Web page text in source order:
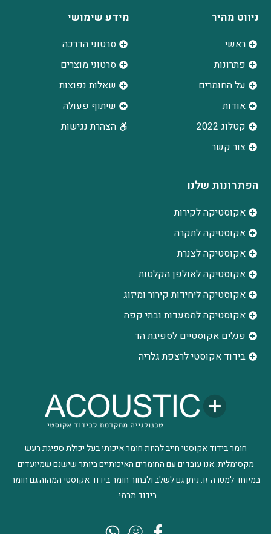
חומר בידוד אקוסטי חייב להיות חומר איכותי בעל יכולת ספיגת רעש
מקסימלית. אנו עובדים עם החומרים האיכותיים ביותר שישנם שמיועדים
במיוחד למטרה זו. ניתן גם לשלב ולבחור חומר בידוד אקוסטי המהוה גם חומר
בידוד תרמי.
ניווט מהיר
ראשי
פתרונות
על החומרים
אודות
קטלוג 2022
צור קשר
מידע שימושי
סרטוני הדרכה
סרטוני מוצרים
שאלות נפוצות
שיתוף פעולה
הצהרת נגישות
הפתרונות שלנו
אקוסטיקה לקירות
אקוסטיקה לתקרה
אקוסטיקה לצנרת
אקוסטיקה לאולפן הקלטות
‫אקוסטיקה ליחידות קירור ומיזוג
אקוסטיקה למסעדות ובתי קפה
פנלים אקוסטיים לספיגת הד
בידוד אקוסטי לרצפת גלריה